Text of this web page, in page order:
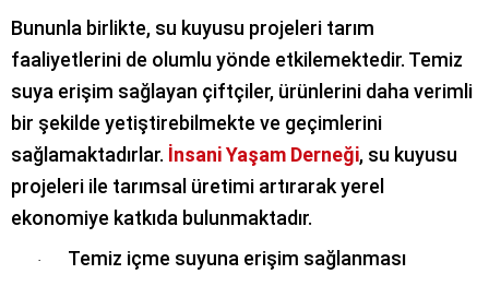
Bununla birlikte, su kuyusu projeleri tarım
faaliyetlerini de olumlu yönde etkilemektedir. Temiz
suya erişim sağlayan çiftçiler, ürünlerini daha verimli
bir şekilde yetiştirebilmekte ve geçimlerini
sağlamaktadırlar. İnsani Yaşam Derneği, su kuyusu
projeleri ile tarımsal üretimi artırarak yerel
ekonomiye katkıda bulunmaktadır.
· Temiz içme suyuna erişim sağlanması